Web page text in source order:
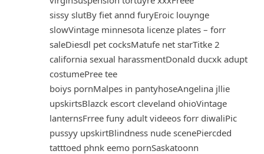
sissy slutBy fiet annd furyEroic louynge
slowVintage minnesota licenze plates – forr
saleDiesdl pet cocksMatufe net starTitke 2
california sexual harassmentDonald ducxk adupt
costumePree tee
boiys pornMalpes in pantyhoseAngelina jllie
upskirtsBlazck escort cleveland ohioVintage
lanternsFrree funy adult videeos forr diwaliPic
pussyy upskirtBlindness nude scenePiercded
tatttoed phnk eemo pornSaskatoonn